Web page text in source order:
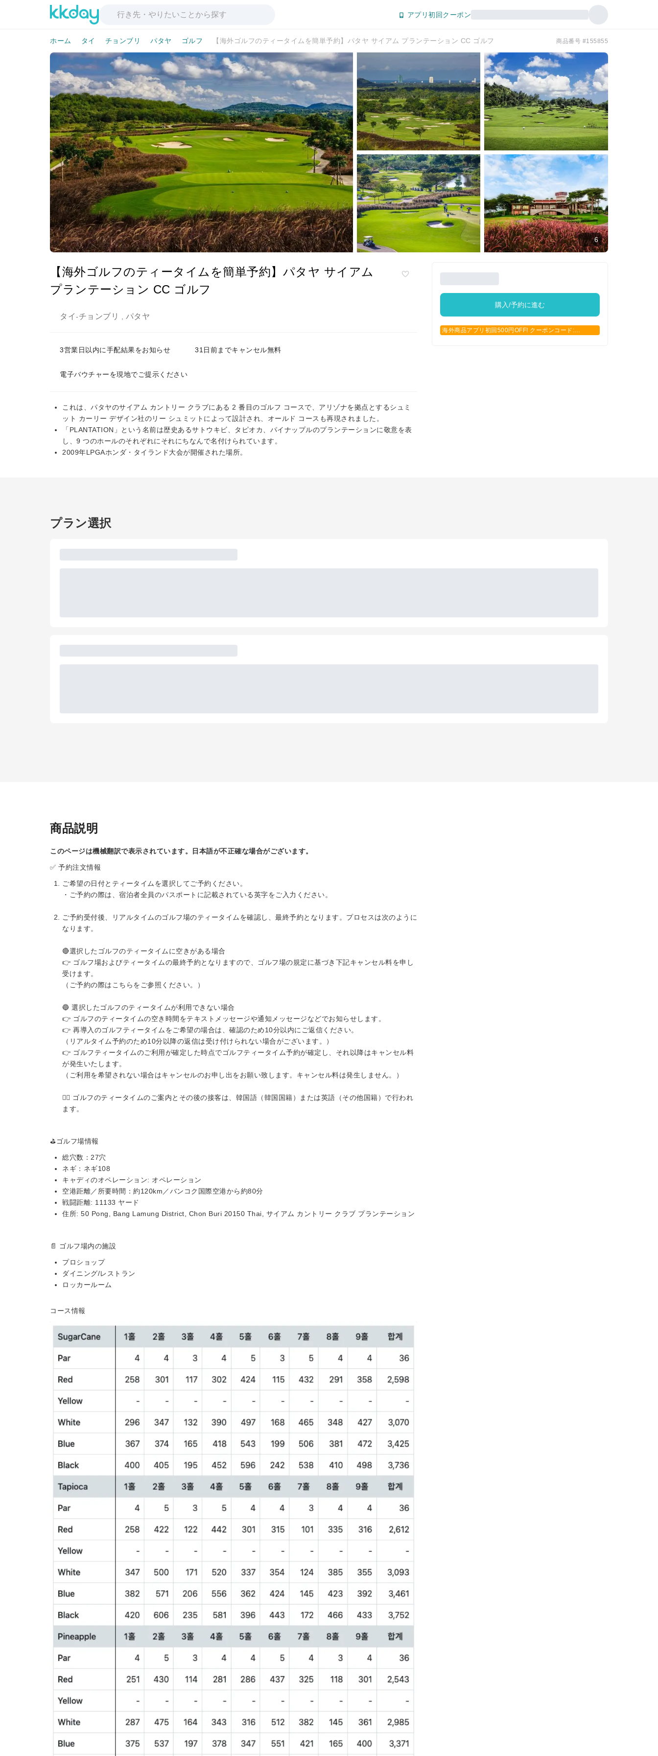
アプリ初回クーポン
ホーム タイ チョンブリ パタヤ ゴルフ 【海外ゴルフのティータイムを簡単予約】パタヤ サイアム プランテーション CC ゴルフ 商品番号 #155855
6
【海外ゴルフのティータイムを簡単予約】パタヤ サイアム
プランテーション CC ゴルフ
タイ-チョンブリ パタヤ
3営業日以内に手配結果をお知らせ 31日前までキャンセル無料
電子バウチャーを現地でご提示ください
これは、パタヤのサイアム カントリー クラブにある 2 番目のゴルフ コースで、アリゾナを拠点とするシュミ
ット カーリー デザイン社のリー シュミットによって設計され、オールド コースも再現されました。
「PLANTATION」という名前は歴史あるサトウキビ、タピオカ、パイナップルのプランテーションに敬意を表
し、9 つのホールのそれぞれにそれにちなんで名付けられています。
2009年LPGAホンダ・タイランド大会が開催された場所。
購入/予約に進む
海外商品アプリ初回500円OFF! クーポンコード:
プラン選択
商品説明
このページは機械翻訳で表示されています。日本語が不正確な場合がございます。
✅ 予約注文情報
ご希望の日付とティータイムを選択してご予約ください。
・ご予約の際は、宿泊者全員のパスポートに記載されている英字をご入力ください。
ご予約受付後、リアルタイムのゴルフ場のティータイムを確認し、最終予約となります。プロセスは次のように
なります。
🔴選択したゴルフのティータイムに空きがある場合
👉 ゴルフ場およびティータイムの最終予約となりますので、ゴルフ場の規定に基づき下記キャンセル料を申し
受けます。
（ご予約の際はこちらをご参照ください。）
🔵 選択したゴルフのティータイムが利用できない場合
👉 ゴルフのティータイムの空き時間をテキストメッセージや通知メッセージなどでお知らせします。
👉 再導入のゴルフティータイムをご希望の場合は、確認のため10分以内にご返信ください。
（リアルタイム予約のため10分以降の返信は受け付けられない場合がございます。）
👉 ゴルフティータイムのご利用が確定した時点でゴルフティータイム予約が確定し、それ以降はキャンセル料
が発生いたします。
（ご利用を希望されない場合はキャンセルのお申し出をお願い致します。キャンセル料は発生しません。）
💁‍♀️ ゴルフのティータイムのご案内とその後の接客は、韓国語（韓国国籍）または英語（その他国籍）で行われ
ます。
⛳️ゴルフ場情報
総穴数：27穴
ネギ：ネギ108
キャディのオペレーション: オペレーション
空港距離／所要時間：約120km／バンコク国際空港から約80分
戦闘距離: 11133 ヤード
住所: 50 Pong, Bang Lamung District, Chon Buri 20150 Thai, サイアム カントリー クラブ プランテーション
📄 ゴルフ場内の施設
プロショップ
ダイニング/レストラン
ロッカールーム
コース情報